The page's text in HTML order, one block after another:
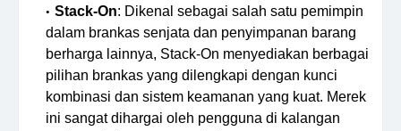
Stack-On: Dikenal sebagai salah satu pemimpin
dalam brankas senjata dan penyimpanan barang
berharga lainnya, Stack-On menyediakan berbagai
pilihan brankas yang dilengkapi dengan kunci
kombinasi dan sistem keamanan yang kuat. Merek
ini sangat dihargai oleh pengguna di kalangan